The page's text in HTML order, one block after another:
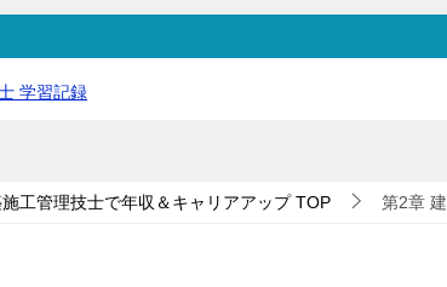
学習記録
工管理技士で年収＆キャリアアップTOP 第2章